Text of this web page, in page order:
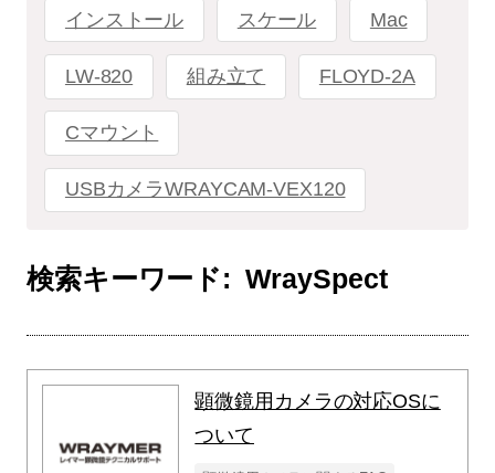
インストール スケール Mac
LW-820 組み立て FLOYD-2A
Cマウント
USBカメラWRAYCAM-VEX120
検索キーワード: WraySpect
顕微鏡用カメラの対応OSに
ついて